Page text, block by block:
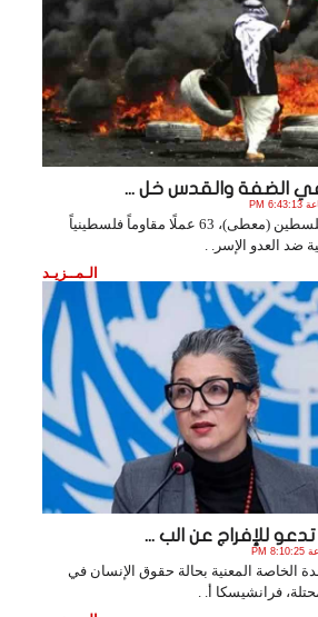
أحصى مركز معلومات فلسطين (معطى)، 63 عملًا مقاوماً فلسطينياً
ضد العدو الإسر. .
الـمــزيـد
الخاصة المعنية بحالة حقوق الإنسان في
فرانشيسكا أ. .